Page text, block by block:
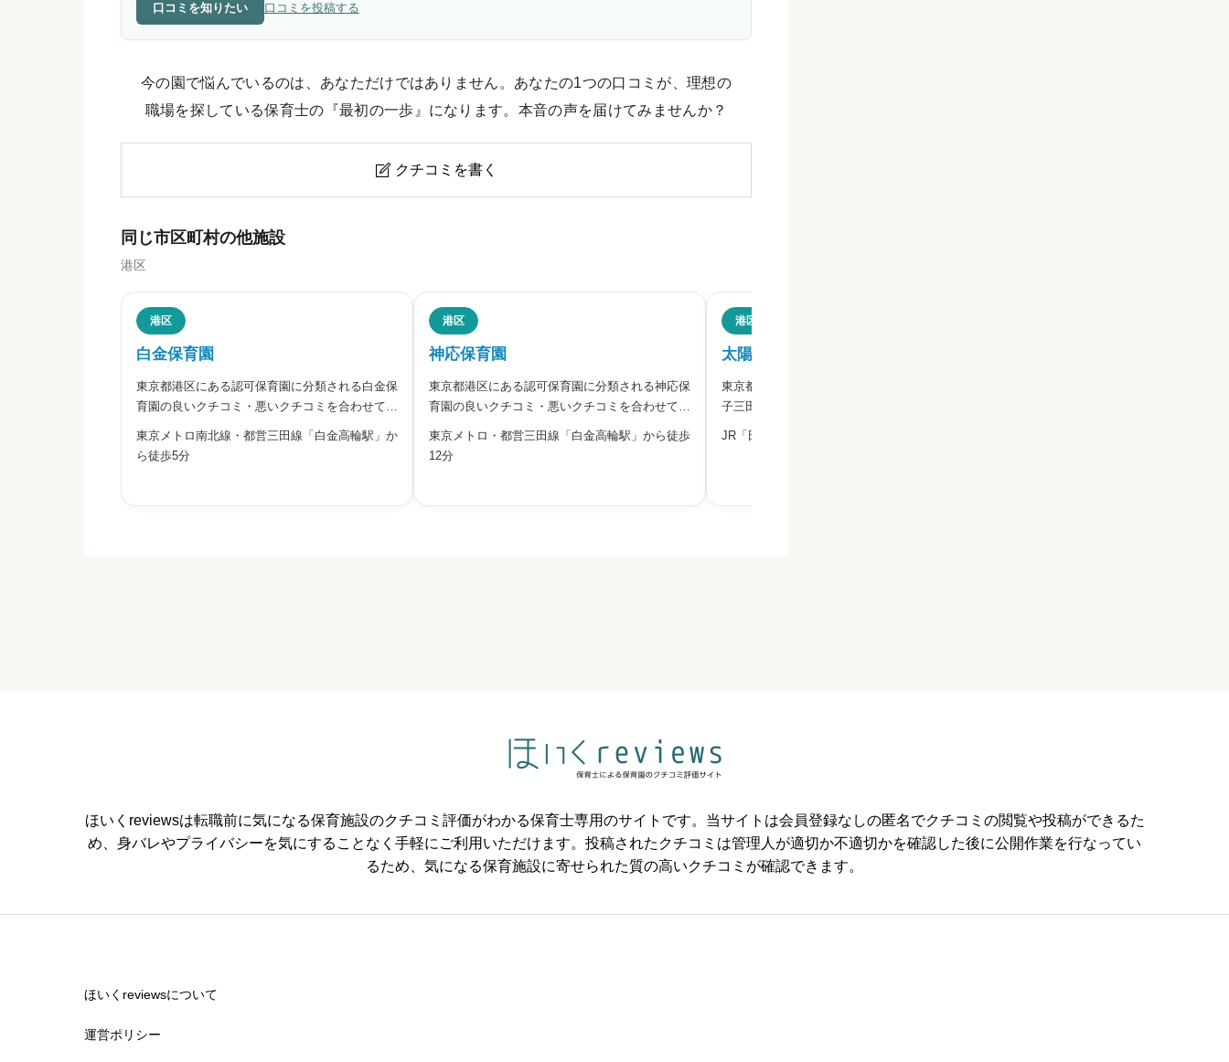
口コミを知りたい 口コミを投稿する
今の園で悩んでいるのは、あなただけではありません。あなたの1つの口コミが、理想の
職場を探している保育士の『最初の一歩』になります。本音の声を届けてみませんか？
 クチコミを書く
ニックネーム 任意
※本名や誤解される名前の使用はご遠慮ください。
必須
星の数をお選びください   
同じ市区町村の他施設
港区
港区
白金保育園
東京都港区にある認可保育園に分類される白金保
育園の良いクチコミ・悪いクチコミを合わせて評
判をご紹介します。同園は、港区が運営する認可
保育園です。商店街の中ほどの交流豊かな地域に
東京メトロ南北線・都営三田線「白金高輪駅」か
ら徒歩5分
港区
神応保育園
東京都港区にある認可保育園に分類される神応保
育園の良いクチコミ・悪いクチコミを合わせて評
判をご紹介します。同園は、港区が設置し、株式
会社アソシエ・インターナショナルが指定管理者
東京メトロ・都営三田線「白金高輪駅」から徒歩
12分
港区
太陽の子三田五丁目保育園
東京都港区にある認可保育園に分類される太陽の
子三田五丁目保育園の良いクチコミ・悪いクチコ
ミを合わせて評判をご紹介します。同園は、
JR「田町駅」から徒歩10分
ほいくreviewsは転職前に気になる保育施設のクチコミ評価がわかる保育士専用のサイトです。当サイトは会員登録なしの匿名でクチコミの閲覧や投稿ができるた
め、身バレやプライバシーを気にすることなく手軽にご利用いただけます。投稿されたクチコミは管理人が適切か不適切かを確認した後に公開作業を行なってい
るため、気になる保育施設に寄せられた質の高いクチコミが確認できます。
ほいくreviewsについて
運営ポリシー